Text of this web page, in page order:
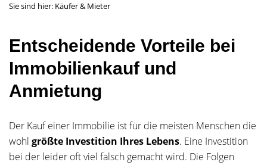
Sie sind hier: Käufer & Mieter
Entscheidende Vorteile bei
Immobilienkauf und
Anmietung
Der Kauf einer Immobilie ist für die meisten Menschen die
wohl größte Investition Ihres Lebens. Eine Investition
bei der leider oft viel falsch gemacht wird. Die Folgen